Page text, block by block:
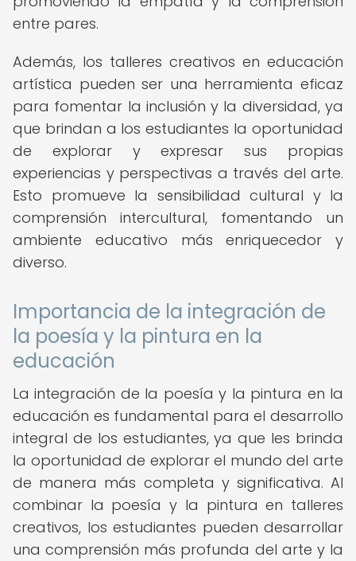
entre pares.
Además, los talleres creativos en educación
artística pueden ser una herramienta eficaz
para fomentar la inclusión y la diversidad, ya
que brindan a los estudiantes la oportunidad
de explorar y expresar sus propias
experiencias y perspectivas a través del arte.
Esto promueve la sensibilidad cultural y la
comprensión intercultural, fomentando un
ambiente educativo más enriquecedor y
diverso.
Importancia de la integración de
la poesía y la pintura en la
educación
La integración de la poesía y la pintura en la
educación es fundamental para el desarrollo
integral de los estudiantes, ya que les brinda
la oportunidad de explorar el mundo del arte
de manera más completa y significativa. Al
combinar la poesía y la pintura en talleres
creativos, los estudiantes pueden desarrollar
una comprensión más profunda del arte y la